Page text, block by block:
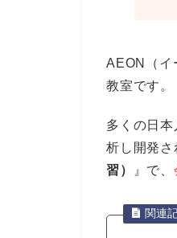
AEON（イ
教室です。
多くの日
析し開発
習）
』で、